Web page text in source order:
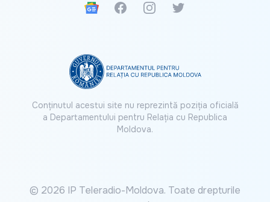
Google News
FacebookInstagramTwitter
Conținutul acestui site nu reprezintă poziția oficială
a Departamentului pentru Relația cu Republica
Moldova.
© 2026 IP Teleradio-Moldova. Toate drepturile